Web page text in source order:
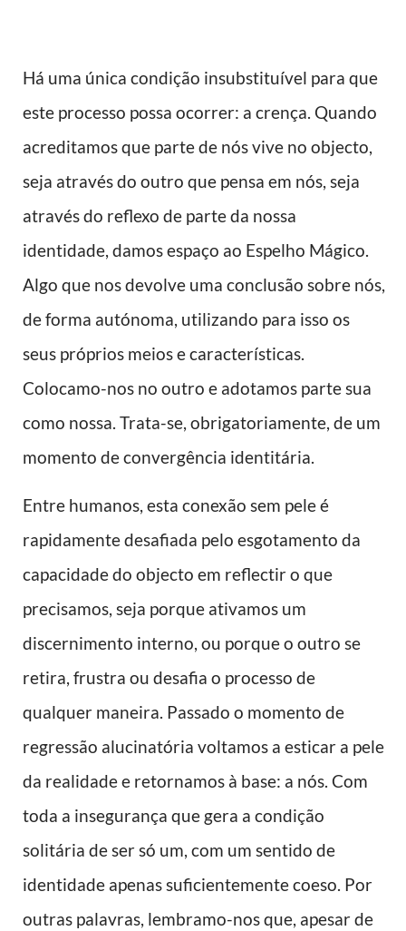
Há uma única condição insubstituível para que
este processo possa ocorrer: a crença. Quando
acreditamos que parte de nós vive no objecto,
seja através do outro que pensa em nós, seja
através do reflexo de parte da nossa
identidade, damos espaço ao Espelho Mágico.
Algo que nos devolve uma conclusão sobre nós,
de forma autónoma, utilizando para isso os
seus próprios meios e características.
Colocamo-nos no outro e adotamos parte sua
como nossa. Trata-se, obrigatoriamente, de um
momento de convergência identitária.
Entre humanos, esta conexão sem pele é
rapidamente desafiada pelo esgotamento da
capacidade do objecto em reflectir o que
precisamos, seja porque ativamos um
discernimento interno, ou porque o outro se
retira, frustra ou desafia o processo de
qualquer maneira. Passado o momento de
regressão alucinatória voltamos a esticar a pele
da realidade e retornamos à base: a nós. Com
toda a insegurança que gera a condição
solitária de ser só um, com um sentido de
identidade apenas suficientemente coeso. Por
outras palavras, lembramo-nos que, apesar de